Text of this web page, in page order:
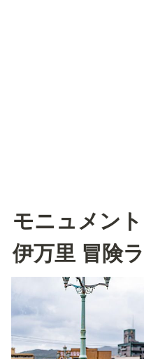
モニュメント
伊万里 冒険